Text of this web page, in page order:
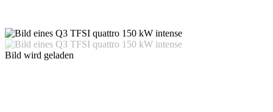
Bild wird geladen